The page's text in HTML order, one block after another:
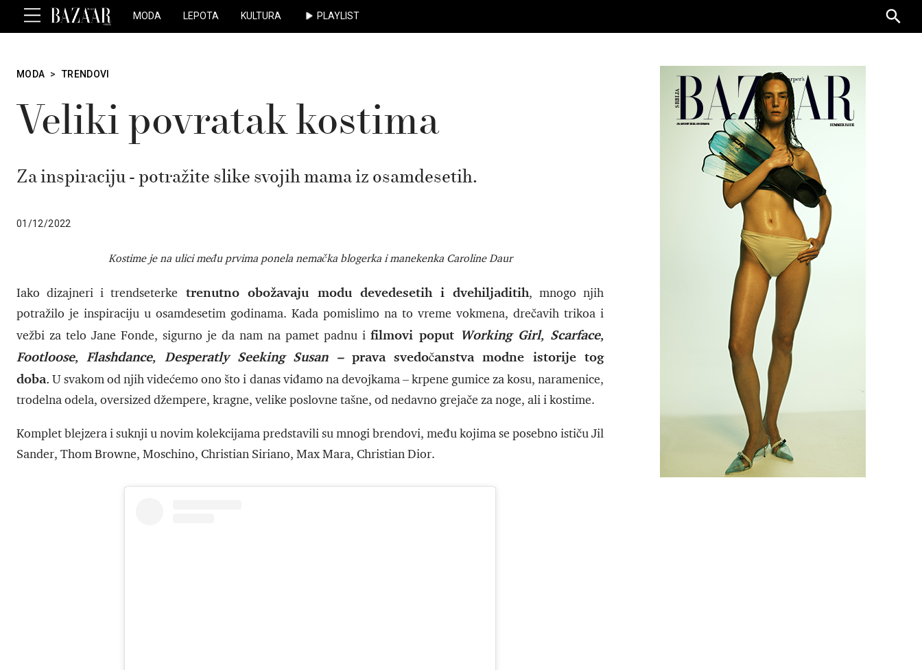
MODA LEPOTA KULTURA PLAYLIST
for:
MODA > TRENDOVI
Veliki povratak kostima
Za inspiraciju - potražite slike svojih mama iz osamdesetih.
01/12/2022
Kostime je na ulici među prvima ponela nemačka blogerka i manekenka Caroline Daur
Iako dizajneri i trendseterke trenutno obožavaju modu devedesetih i dvehiljaditih, mnogo njih
potražilo je inspiraciju u osamdesetim godinama. Kada pomislimo na to vreme vokmena, drečavih trikoa i
vežbi za telo Jane Fonde, sigurno je da nam na pamet padnu i filmovi poput Working Girl, Scarface,
Footloose, Flashdance, Desperatly Seeking Susan – prava svedočanstva modne istorije tog
doba.U svakom od njih videćemo ono što i danas viđamo na devojkama – krpene gumice za kosu, naramenice,
trodelna odela, oversized džempere, kragne, velike poslovne tašne, od nedavno grejače za noge, ali i kostime.
Komplet blejzera i suknji u novim kolekcijama predstavili su mnogi brendovi, među kojima se posebno ističu Jil
Sander, Thom Browne, Moschino, Christian Siriano, Max Mara, Christian Dior.